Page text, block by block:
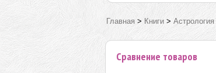
Главная > Книги > Астрология
Сравнение товаров